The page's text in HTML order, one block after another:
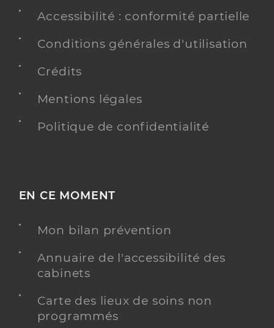
Accessibilité : conformité partielle
Conditions générales d'utilisation
Crédits
Mentions légales
Politique de confidentialité
EN CE MOMENT
Mon bilan prévention
Annuaire de l'accessibilité des
cabinets
Carte des lieux de soins non
programmés